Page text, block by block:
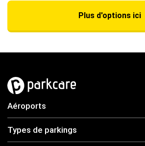
Plus d'options ici
Aéroports
Types de parkings